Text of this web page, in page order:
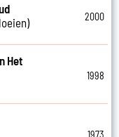
2000
Het
1998
1973